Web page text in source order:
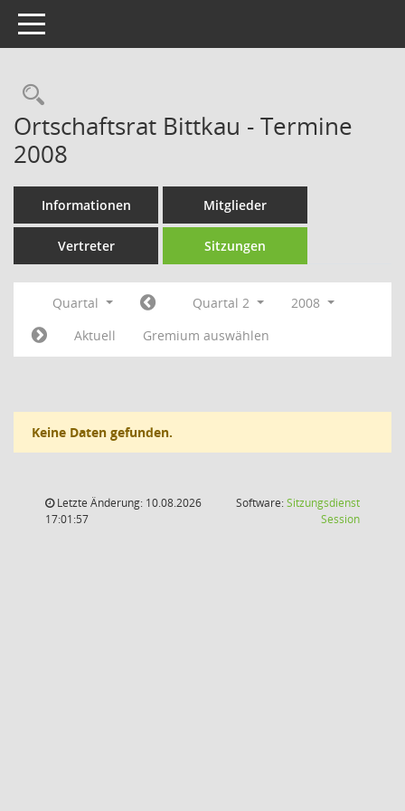
Toggle navigation
Rechercheauswahl
Ortschaftsrat Bittkau - Termine
2008
Informationen Mitglieder
Vertreter Sitzungen
Quartal Quartal 2
2008
Aktuell
Gremium auswählen
Keine Daten gefunden.
Letzte Änderung: 10.08.2026
17:01:57
Software:Sitzungsdienst
Session(Wird in